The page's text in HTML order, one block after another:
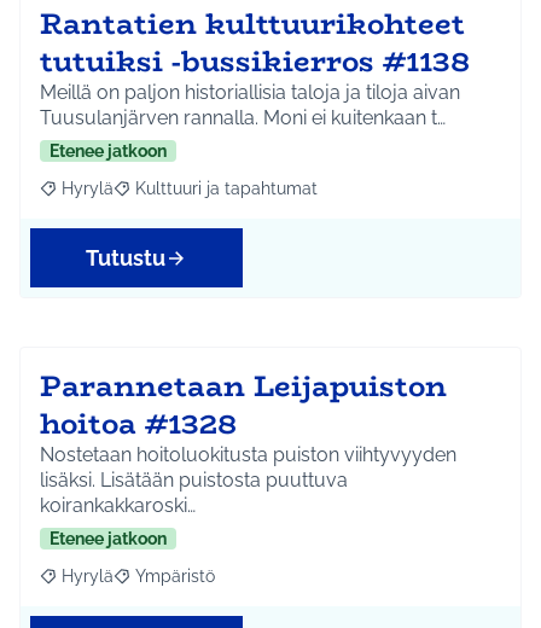
Rantatien kulttuurikohteet
tutuiksi -bussikierros #1138
Meillä on paljon historiallisia taloja ja tiloja aivan
Tuusulanjärven rannalla. Moni ei kuitenkaan t…
Etenee jatkoon
Rajaa tulokset aihepiirin mukaan: Hyrylä
Hyrylä Rajaa tulokset teeman mukaan: Kulttuuri ja
Kulttuuri ja tapahtumat
Tutustu
Parannetaan Leijapuiston
hoitoa #1328
Nostetaan hoitoluokitusta puiston viihtyvyyden
lisäksi. Lisätään puistosta puuttuva
koirankakkaroski…
Etenee jatkoon
Rajaa tulokset aihepiirin mukaan: Hyrylä
Hyrylä Rajaa tulokset teeman mukaan: Ympäristö
Ympäristö